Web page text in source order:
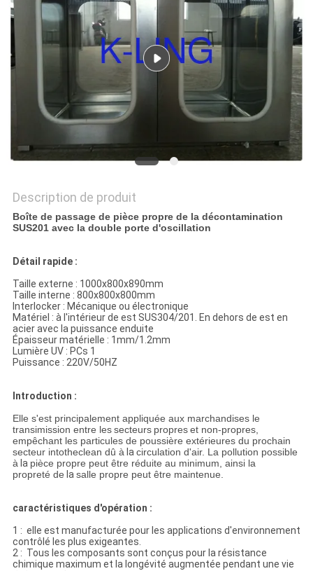
AFFAIRES
PLAN
SITE
POLITIQUE
CONFIDENTIALITÉ
Description de produit
Boîte de passage de pièce propre de la décontamination
SUS201 avec la double porte d'oscillation
Détail rapide :
Taille externe : 1000x800x890mm
Taille interne : 800x800x800mm
Interlocker : Mécanique ou électronique
Matériel : à l'intérieur de est SUS304/201. En dehors de est en
acier avec la puissance enduite
Épaisseur matérielle : 1mm/1.2mm
Lumière UV : PCs 1
Puissance : 220V/50HZ
Introduction :
Elle s'est principalement appliquée aux marchandises le
transimission entre lessecteurs propreset non-propres,
empêchant les particules de poussière extérieures du prochain
secteur intotheclean dû àlacirculation d'air. La pollution possible
àla pièce propre peut être réduite au minimum, ainsi la
propreté de lasalle propre peut être maintenue.
caractéristiques d'opération :
1 : elle est manufacturée pour les applications d'environnement
contrôlé les plus exigeantes.
2 : Tous les composants sont conçus pour la résistance
chimique maximum et la longévité augmentée pendant une vie